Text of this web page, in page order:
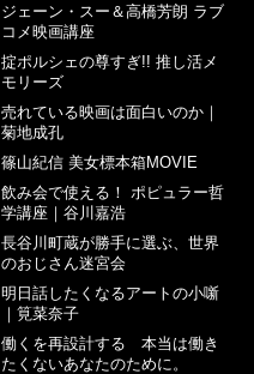
ジェーン・スー＆高橋芳朗 ラブ
コメ映画講座
掟ポルシェの尊すぎ!! 推し活メ
モリーズ
売れている映画は面白いのか｜
菊地成孔
篠山紀信 美女標本箱MOVIE
飲み会で使える！ ポピュラー哲
学講座｜谷川嘉浩
長谷川町蔵が勝手に選ぶ、世界
のおじさん迷宮会
明日話したくなるアートの小噺
｜筧菜奈子
働くを再設計する 本当は働き
たくないあなたのために。